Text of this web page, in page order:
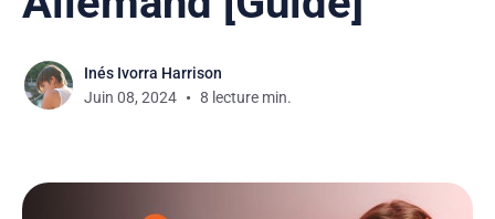
Inés Ivorra Harrison
Juin 08, 2024
8 lecture min.